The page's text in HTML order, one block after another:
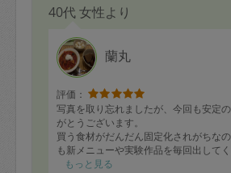
40代 女性より
蘭丸
評価：
写真を取り忘れましたが、今回も安定
がとうございます。
買う食材がだんだん固定化されがちな
も新メニューや実験作品を毎回出して
つも楽しみです。
もっと見る